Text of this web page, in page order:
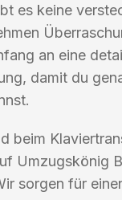
es keine
an eine
damit du
beim
Umzugskönig
sorgen für